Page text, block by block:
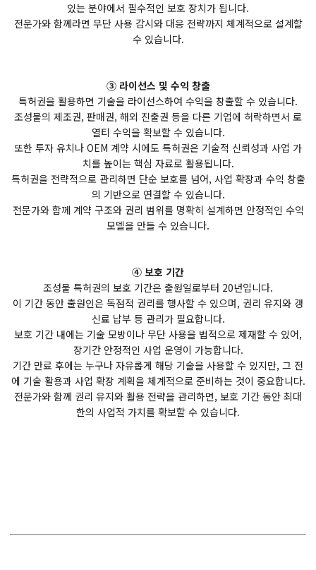
있는 분야에서 필수적인 보호 장치가 됩니다.
전문가와 함께라면 무단 사용 감시와 대응 전략까지 체계적으로 설계할
수 있습니다.
③ 라이선스 및 수익 창출
특허권을 활용하면 기술을 라이선스하여 수익을 창출할 수 있습니다.
조성물의 제조권, 판매권, 해외 진출권 등을 다른 기업에 허락하면서 로
열티 수익을 확보할 수 있습니다.
또한 투자 유치나 OEM 계약 시에도 특허권은 기술적 신뢰성과 사업 가
치를 높이는 핵심 자료로 활용됩니다.
특허권을 전략적으로 관리하면 단순 보호를 넘어, 사업 확장과 수익 창출
의 기반으로 연결할 수 있습니다.
전문가와 함께 계약 구조와 권리 범위를 명확히 설계하면 안정적인 수익
모델을 만들 수 있습니다.
④ 보호 기간
조성물 특허권의 보호 기간은 출원일로부터 20년입니다.
이 기간 동안 출원인은 독점적 권리를 행사할 수 있으며, 권리 유지와 갱
신료 납부 등 관리가 필요합니다.
보호 기간 내에는 기술 모방이나 무단 사용을 법적으로 제재할 수 있어,
장기간 안정적인 사업 운영이 가능합니다.
기간 만료 후에는 누구나 자유롭게 해당 기술을 사용할 수 있지만, 그 전
에 기술 활용과 사업 확장 계획을 체계적으로 준비하는 것이 중요합니다.
전문가와 함께 권리 유지와 활용 전략을 관리하면, 보호 기간 동안 최대
한의 사업적 가치를 확보할 수 있습니다.